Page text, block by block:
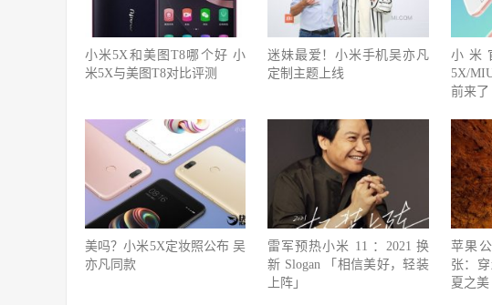
小米5X和美图T8哪个好 小
米5X与美图T8对比评测
迷妹最爱！小米手机吴亦凡
定制主题上线
小米
5X/
前来了
美吗？小米5X定妆照公布 吴
亦凡同款
雷军预热小米 11 ：2021 换
新 Slogan 「相信美好，轻装
上阵」
苹果
张：
夏之美